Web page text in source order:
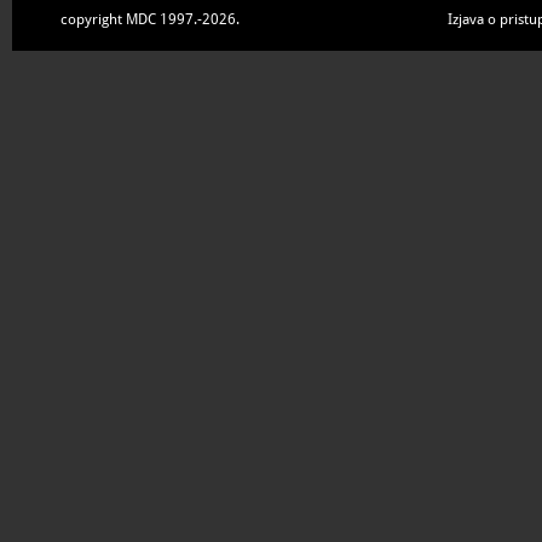
copyright MDC 1997.-2026. Izjava o